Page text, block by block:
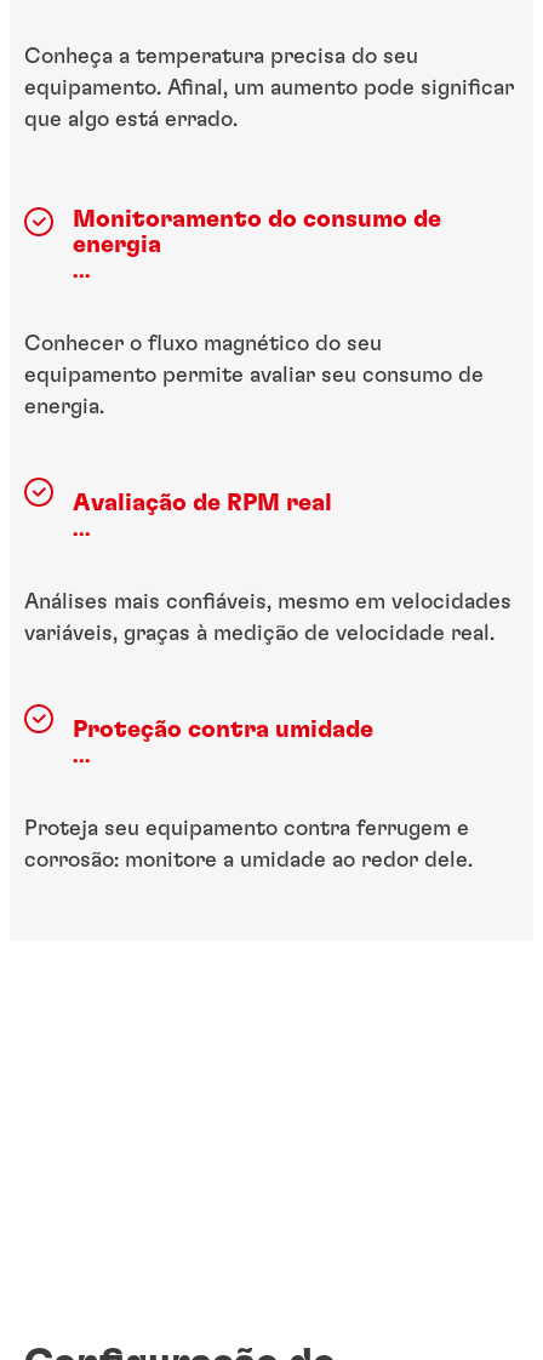
Conheça a temperatura precisa do seu
equipamento. Afinal, um aumento pode significar
que algo está errado.
Monitoramento do consumo de
energia
...
Conhecer o fluxo magnético do seu
equipamento permite avaliar seu consumo de
energia.
Avaliação de RPM real
...
Análises mais confiáveis, mesmo em velocidades
variáveis, graças à medição de velocidade real.
Proteção contra umidade
...
Proteja seu equipamento contra ferrugem e
corrosão: monitore a umidade ao redor dele.